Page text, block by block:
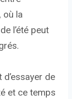
où la
l’été peut
de
et ce temps